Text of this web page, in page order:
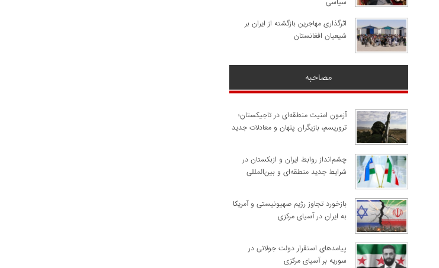
سیاسی
اثرگذاری مهاجرین بازگشته از ایران بر
شیعیان افغانستان
مصاحبه
آزمون امنیت منطقه‌ای در تاجیکستان؛
تروریسم، بازیگران پنهان و معادلات جدید
چشم‌انداز روابط ایران و ازبکستان در
شرایط جدید منطقه‌ای و بین‌المللی
​بازخورد تجاوز رژیم صهیونیستی و آمریکا
به ایران در آسیای مرکزی
پیامدهای استقرار دولت جولانی در
سوریه بر آسیای مرکزی